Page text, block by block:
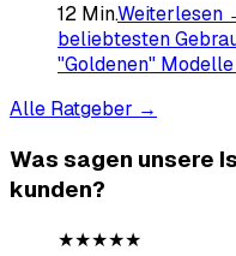
12 Min.Weiterlesen
beliebtesten
"Goldenen"
Alle Ratgeber →
Was sagen unsere
kunden?
★★★★★